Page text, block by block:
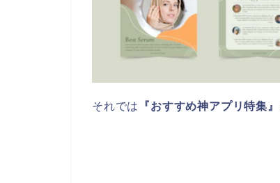
それでは 『おすすめ神アプリ特集』